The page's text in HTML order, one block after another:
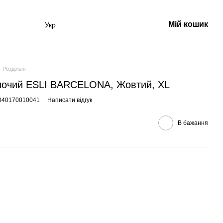
Укр Мій кошик
Роздільні
ESLI BARCELONA, Жовтий, XL
Написати відгук
В бажання